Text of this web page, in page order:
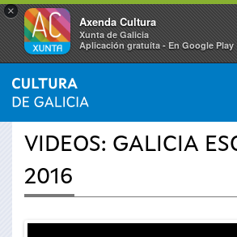
×
Axenda Cultura
Xunta de Galicia
Aplicación gratuíta - En Google Play
Vostede
aquí
INICIO › ACTUALIDADE
VIDEOS: GALICIA
2016